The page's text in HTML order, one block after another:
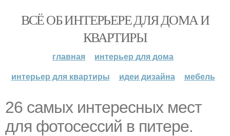
ВСЁ ОБ ИНТЕРЬЕРЕ ДЛЯ ДОМА И
КВАРТИРЫ
главная
интерьер для дома
интерьер для квартиры
идеи дизайна мебель
26 самых интересных мест
для фотосессий в питере.